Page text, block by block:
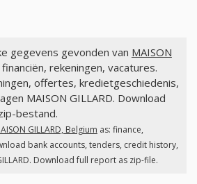
gegevens gevonden van MAISON
financiën, rekeningen, vacatures.
offertes, kredietgeschiedenis,
MAISON GILLARD. Download
bestand.
GILLARD, Belgium as: finance,
bank accounts, tenders, credit history,
Download full report as zip-file.